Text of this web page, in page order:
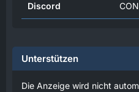
Discord
Unterstützen
Die Anzeige wird nicht